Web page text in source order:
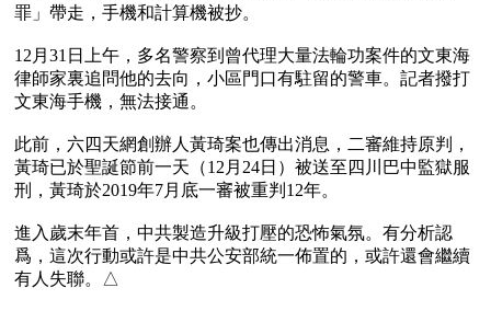
罪」帶走，手機和計算機被抄。
12月31日上午，多名警察到曾代理大量法輪功案件的文東海
律師家裏追問他的去向，小區門口有駐留的警車。記者撥打
文東海手機，無法接通。
此前，六四天網創辦人黃琦案也傳出消息，二審維持原判，
黃琦已於聖誕節前一天（12月24日）被送至四川巴中監獄服
刑，黃琦於2019年7月底一審被重判12年。
進入歲末年首，中共製造升級打壓的恐怖氣氛。有分析認
爲，這次行動或許是中共公安部統一佈置的，或許還會繼續